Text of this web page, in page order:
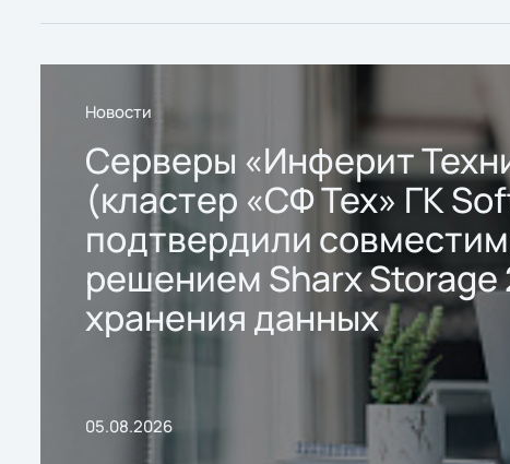
Новости
Серверы «Инферит
(кластер «СФ Тех» ГК
подтвердили
решением Sharx Storage
хранения данных
05.08.2026